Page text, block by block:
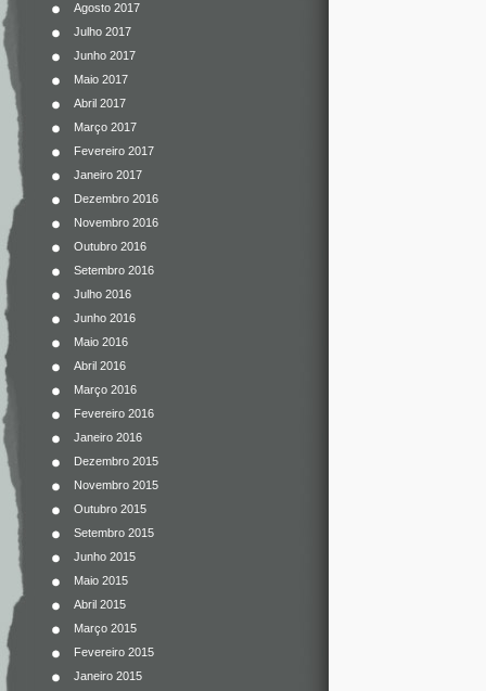
Agosto 2017
Julho 2017
Junho 2017
Maio 2017
Abril 2017
Março 2017
Fevereiro 2017
Janeiro 2017
Dezembro 2016
Novembro 2016
Outubro 2016
Setembro 2016
Julho 2016
Junho 2016
Maio 2016
Abril 2016
Março 2016
Fevereiro 2016
Janeiro 2016
Dezembro 2015
Novembro 2015
Outubro 2015
Setembro 2015
Junho 2015
Maio 2015
Abril 2015
Março 2015
Fevereiro 2015
Janeiro 2015